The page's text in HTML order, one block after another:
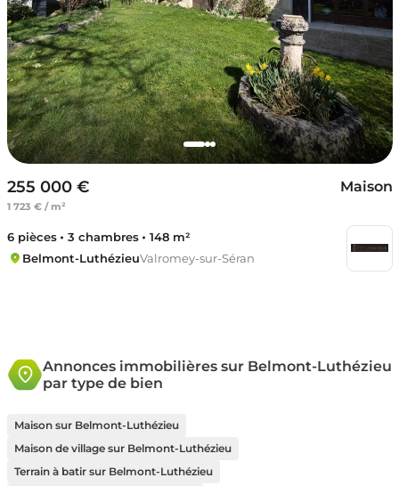
255 000 €
1 723 € / m²
Maison
6 pièces 3 chambres
148 m²
Belmont-LuthézieuValromey-sur-Séran
Annonces immobilières sur Belmont-Luthézieu
par type de bien
Maison sur Belmont-Luthézieu
Maison de village sur Belmont-Luthézieu
Terrain à batir sur Belmont-Luthézieu